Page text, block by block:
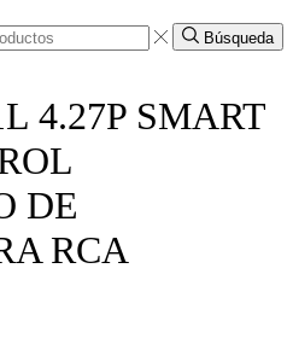
Búsqueda
4.27P SMART
DE
RCA